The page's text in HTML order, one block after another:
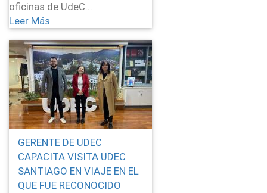
oficinas de UdeC...
Leer Más
GERENTE DE UDEC
CAPACITA VISITA UDEC
SANTIAGO EN VIAJE EN EL
QUE FUE RECONOCIDO